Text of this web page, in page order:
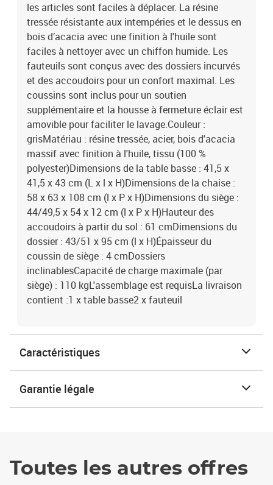
les articles sont faciles à déplacer. La résine
tressée résistante aux intempéries et le dessus en
bois d’acacia avec une finition à l'huile sont
faciles à nettoyer avec un chiffon humide. Les
fauteuils sont conçus avec des dossiers incurvés
et des accoudoirs pour un confort maximal. Les
coussins sont inclus pour un soutien
supplémentaire et la housse à fermeture éclair est
amovible pour faciliter le lavage.Couleur :
grisMatériau : résine tressée, acier, bois d'acacia
massif avec finition à l'huile, tissu (100 %
polyester)Dimensions de la table basse : 41,5 x
41,5 x 43 cm (L x l x H)Dimensions de la chaise :
58 x 63 x 108 cm (l x P x H)Dimensions du siège :
44/49,5 x 54 x 12 cm (l x P x H)Hauteur des
accoudoirs à partir du sol : 61 cmDimensions du
dossier : 43/51 x 95 cm (l x H)Épaisseur du
coussin de siège : 4 cmDossiers
inclinablesCapacité de charge maximale (par
siège) : 110 kgL'assemblage est requisLa livraison
contient :1 x table basse2 x fauteuil
Caractéristiques
Garantie légale
Toutes les autres offres